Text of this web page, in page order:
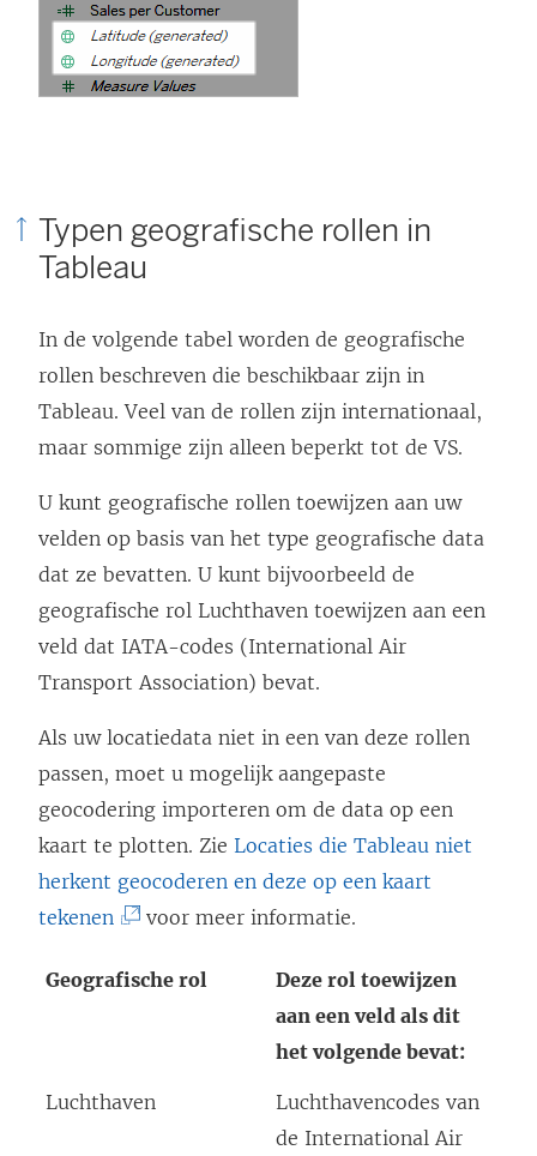
Typen geografische rollen in
Tableau
In de volgende tabel worden de geografische
rollen beschreven die beschikbaar zijn in
Tableau. Veel van de rollen zijn internationaal,
maar sommige zijn alleen beperkt tot de VS.
U kunt geografische rollen toewijzen aan uw
velden op basis van het type geografische data
dat ze bevatten. U kunt bijvoorbeeld de
geografische rol Luchthaven toewijzen aan een
veld dat IATA-codes (International Air
Transport Association) bevat.
Als uw locatiedata niet in een van deze rollen
passen, moet u mogelijk aangepaste
geocodering importeren om de data op een
kaart te plotten. Zie Locaties die Tableau niet
herkent geocoderen en deze op een kaart
tekenen
i
w
voor meer informatie.
Geografische rol
Deze rol toewijzen
aan een veld als dit
het volgende bevat:
Luchthaven
Luchthavencodes van
de International Air